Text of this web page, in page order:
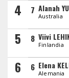
4 7 Alanah
Australia
5 8 Viivi
Finlandia
6 6 Elena
Alemania